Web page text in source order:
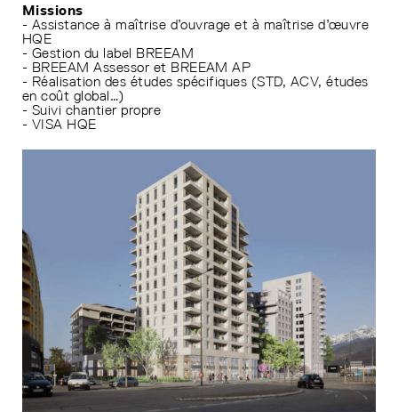
Missions
- Assistance à maîtrise d’ouvrage et à maîtrise d’œuvre
HQE
- Gestion du label BREEAM
- BREEAM Assessor et BREEAM AP
- Réalisation des études spécifiques (STD, ACV, études
en coût global…)
- Suivi chantier propre
- VISA HQE